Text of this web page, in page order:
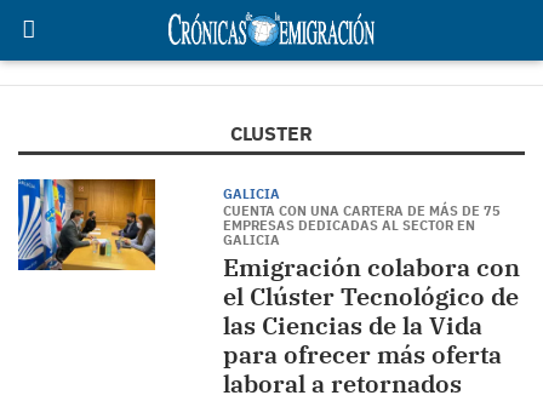
CLUSTER
GALICIA
CUENTA CON UNA CARTERA DE MÁS DE 75
EMPRESAS DEDICADAS AL SECTOR EN
GALICIA
Emigración colabora con
el Clúster Tecnológico de
las Ciencias de la Vida
para ofrecer más oferta
laboral a retornados